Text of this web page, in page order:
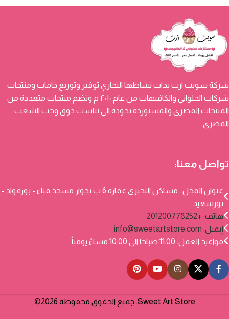
شركة سويت ارت بدات نشاطها التجاري توفير وتوزيع خامات ومنتجات
شركات الحلواني والكافيهات من عام ٢٠١٠ م وتضم منتجات متعددة من
المنتجات المصرى والمستوردة بجودة الي تناسب ذوق وحب الشعب
المصرى
تواصل معنا:
عنوان المحل : مساكن البحيري عمارة 6 ب بجوار مسجد قباء - بورفواد -
بورسعيد
هاتف: +201200778252
إيميل: info@sweetartstore.com
مواعيد العمل: 11:00 صباحا الي 10:00 مساءً يومياً
Sweet Art Store. جميع الحقوق محفوظة 2026©